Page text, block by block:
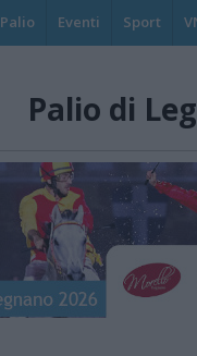
Palio Eventi Sport
Palio di